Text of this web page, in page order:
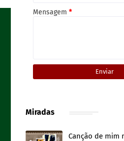
Mensagem *
Miradas
Canção de mim